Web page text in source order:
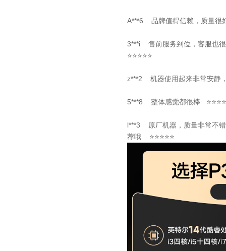
A***6 品牌值得信赖，质量很
3***i 售前服务到位，客服也
⭐⭐⭐⭐⭐
z***2 机器使用起来非常安静
5***8 整体感觉都很棒
l***3 原厂机器，质量非常不
荐哦 ⭐⭐⭐⭐⭐